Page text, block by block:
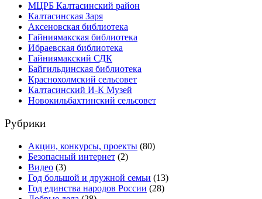
МЦРБ Калтасинский район
Калтасинская Заря
Аксеновская библиотека
Гайниямакская библиотека
Ибраевская библиотека
Гайниямакский СДК
Байгильдинская библиотека
Краснохолмский сельсовет
Калтасинский И-К Музей
Новокильбахтинский сельсовет
Рубрики
Акции, конкурсы, проекты (80)
Безопасный интернет (2)
Видео (3)
Год большой и дружной семьи (13)
Год единства народов России (28)